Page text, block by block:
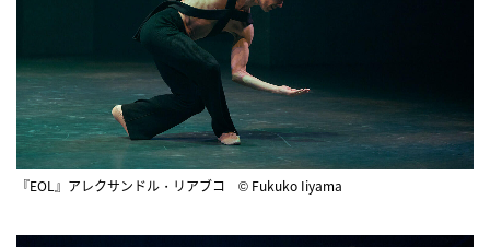
『EOL』アレクサンドル・リアブコ © Fukuko Iiyama